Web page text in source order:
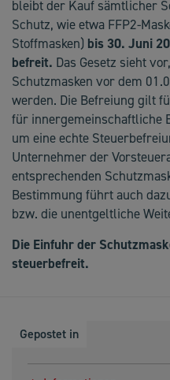
bleibt der Kauf sämtlicher
Schutz, wie etwa FFP2-
Stoffmasken) bis 30. Juni
befreit. Das Gesetz sieht
Schutzmasken vor dem
werden. Die Befreiung gilt
für innergemeinschaftliche
um eine echte
Unternehmer der
entsprechenden
Bestimmung führt auch
bzw. die unentgeltliche
Die Einfuhr der
steuerbefreit.
Gepostet in